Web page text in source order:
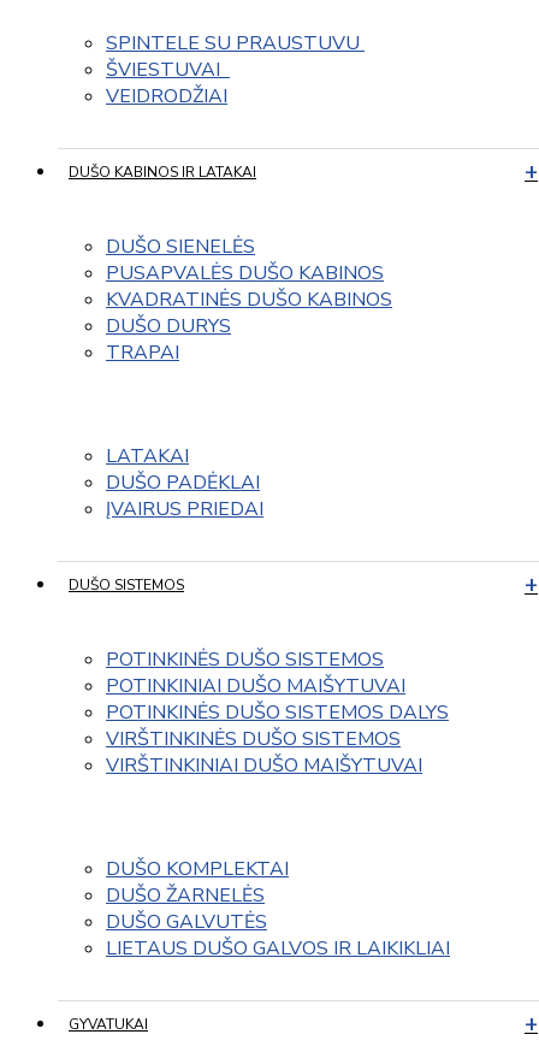
SPINTELE SU PRAUSTUVU
ŠVIESTUVAI
VEIDRODŽIAI
DUŠO KABINOS IR LATAKAI
DUŠO SIENELĖS
PUSAPVALĖS DUŠO KABINOS
KVADRATINĖS DUŠO KABINOS
DUŠO DURYS
TRAPAI
LATAKAI
DUŠO PADĖKLAI
ĮVAIRUS PRIEDAI
DUŠO SISTEMOS
POTINKINĖS DUŠO SISTEMOS
POTINKINIAI DUŠO MAIŠYTUVAI
POTINKINĖS DUŠO SISTEMOS DALYS
VIRŠTINKINĖS DUŠO SISTEMOS
VIRŠTINKINIAI DUŠO MAIŠYTUVAI
DUŠO KOMPLEKTAI
DUŠO ŽARNELĖS
DUŠO GALVUTĖS
LIETAUS DUŠO GALVOS IR LAIKIKLIAI
GYVATUKAI